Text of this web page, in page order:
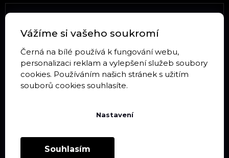
Vážíme si vašeho soukromí
Černá na bílé používá k fungování webu,
personalizaci reklam a vylepšení služeb soubory
cookies. Používáním našich stránek s užitím
souborů cookies souhlasíte.
Nastavení
Souhlasím
a
Sledujte Instagram
Doprava a platba